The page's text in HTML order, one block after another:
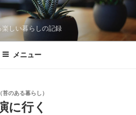
しい暮らしの記録
メニュー
苔のある暮らし）
に行く